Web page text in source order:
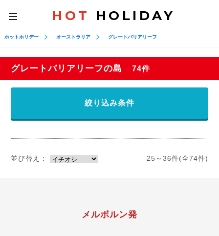
toggle
navigation
HOT HOLIDAY
ホットホリデー オーストラリア グレートバリアリーフ
グレートバリアリーフの島 74件
絞り込み条件
並び替え： 25～36件(全74件)
メルボルン発